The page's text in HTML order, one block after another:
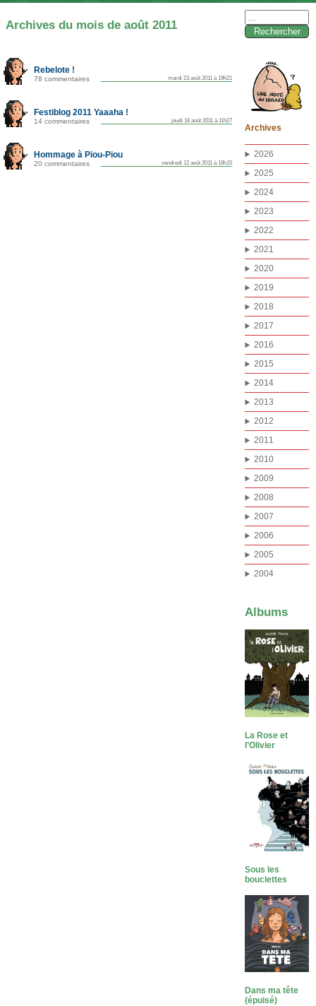
Archives du mois de août 2011
Rebelote !
78 commentaires mardi 23 août 2011 à 19h21
Festiblog 2011 Yaaaha !
14 commentaires jeudi 18 août 2011 à 11h27
Hommage à Piou-Piou
20 commentaires vendredi 12 août 2011 à 18h15
Archives
2026
2025
2024
2023
2022
2021
2020
2019
2018
2017
2016
2015
2014
2013
2012
2011
2010
2009
2008
2007
2006
2005
2004
Albums
La Rose et
l’Olivier
Sous les
bouclettes
Dans ma tête
(épuisé)